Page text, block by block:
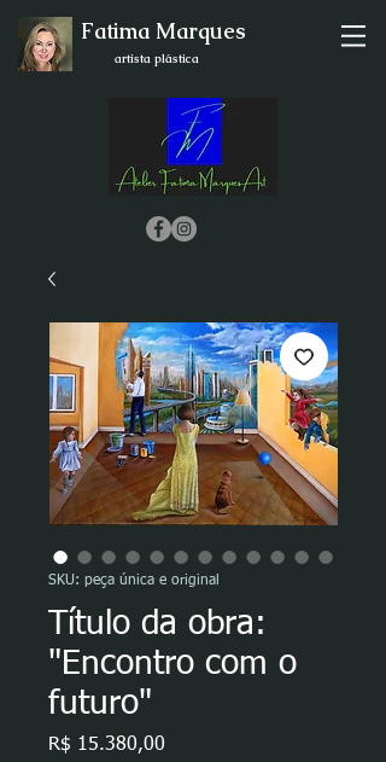
Fatima Marques
artista plástica
SKU: peça única e original
Título da obra:
"Encontro com o
futuro"
R$ 15.380,00